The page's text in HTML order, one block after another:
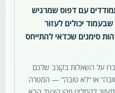
עם דפוס שמרגיש
יכולים לעזור
סימנים שכדאי להתייחס
על השאלות בקצב שלכם
או “לא טובה” — המטרה